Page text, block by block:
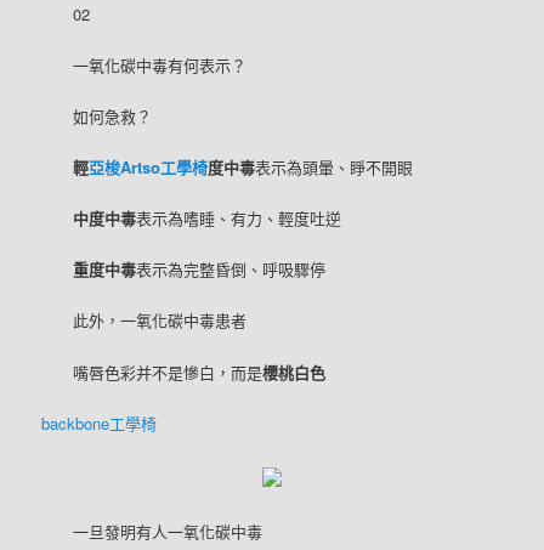
02
一氧化碳中毒有何表示？
如何急救？
輕亞梭Artso工學椅度中毒表示為頭暈、睜不開眼
中度中毒表示為嗜睡、有力、輕度吐逆
重度中毒表示為完整昏倒、呼吸驟停
此外，一氧化碳中毒患者
嘴唇色彩并不是慘白，而是櫻桃白色
backbone工學椅
一旦發明有人一氧化碳中毒